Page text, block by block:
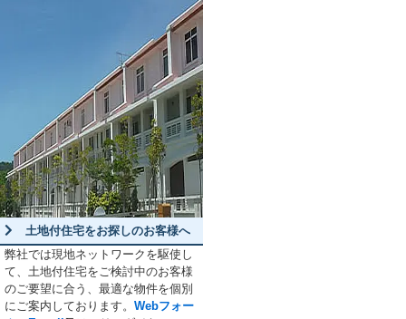
土地付住宅をお探しのお客様へ
弊社では現地ネットワークを駆使し
て、土地付住宅をご検討中のお客様
のご要望に合う、最適な物件を個別
にご案内しております。 Webフォー